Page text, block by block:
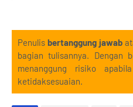
Penulis bertanggung jawab
bagian tulisannya. Dengan
menanggung risiko
ketidaksesuaian.